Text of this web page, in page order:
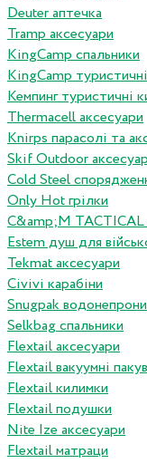
Deuter аптечка
Tramp аксесуари
KingCamp спальники
KingCamp
Кемпинг туристичні
Thermacell аксесуари
Knirps парасолі та
Skif Outdoor
Cold Steel
Only Hot грілки
C&amp;M
Estem душ для
Tekmat аксесуари
Сivivi карабіни
Snugpak
Selkbag спальники
Flextail аксесуари
Flextail вакуумні
Flextail килимки
Flextail подушки
Nite Ize аксесуари
Flextail матраци